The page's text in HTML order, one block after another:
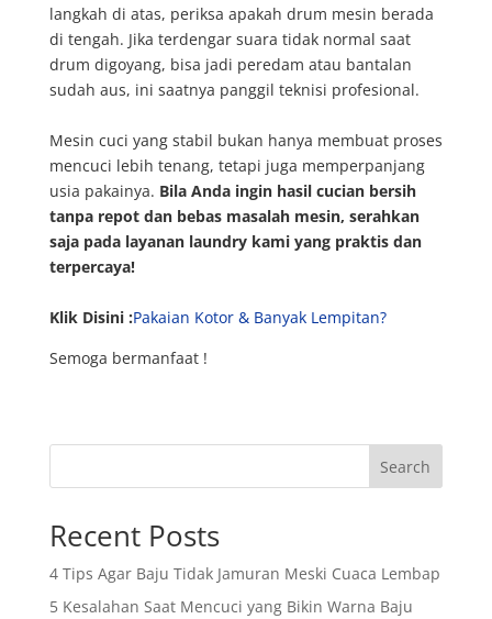
langkah di atas, periksa apakah drum mesin berada
di tengah. Jika terdengar suara tidak normal saat
drum digoyang, bisa jadi peredam atau bantalan
sudah aus, ini saatnya panggil teknisi profesional.
Mesin cuci yang stabil bukan hanya membuat proses
mencuci lebih tenang, tetapi juga memperpanjang
usia pakainya. Bila Anda ingin hasil cucian bersih
tanpa repot dan bebas masalah mesin, serahkan
saja pada layanan laundry kami yang praktis dan
terpercaya!
Klik Disini :Pakaian Kotor & Banyak Lempitan?
Semoga bermanfaat !
Search
Recent Posts
4 Tips Agar Baju Tidak Jamuran Meski Cuaca Lembap
5 Kesalahan Saat Mencuci yang Bikin Warna Baju